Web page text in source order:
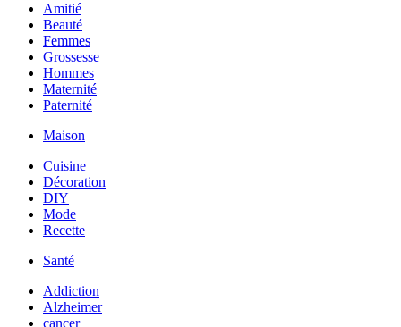
Amitié
Beauté
Femmes
Grossesse
Hommes
Maternité
Paternité
Maison
Cuisine
Décoration
DIY
Mode
Recette
Santé
Addiction
Alzheimer
cancer